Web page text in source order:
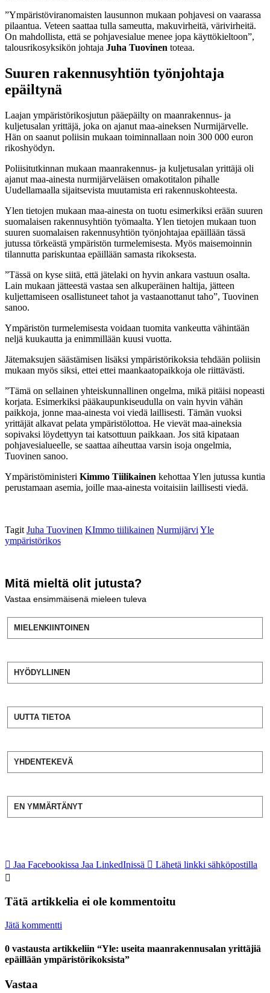
”Ympäristöviranomaisten lausunnon mukaan pohjavesi on vaarassa
pilaantua. Veteen saattaa tulla sameutta, makuvirheitä, värivirheitä.
On mahdollista, että se pohjavesialue menee jopa käyttökieltoon”,
talousrikosyksikön johtaja Juha Tuovinen toteaa.
Suuren rakennusyhtiön työnjohtaja
epäiltynä
Laajan ympäristörikosjutun pääepäilty on maanrakennus- ja
kuljetusalan yrittäjä, joka on ajanut maa-aineksen Nurmijärvelle.
Hän on saanut poliisin mukaan toiminnallaan noin 300 000 euron
rikoshyödyn.
Poliisitutkinnan mukaan maanrakennus- ja kuljetusalan yrittäjä oli
ajanut maa-ainesta nurmijärveläisen omakotitalon pihalle
Uudellamaalla sijaitsevista muutamista eri rakennuskohteesta.
Ylen tietojen mukaan maa-ainesta on tuotu esimerkiksi erään suuren
suomalaisen rakennusyhtiön työmaalta. Ylen tietojen mukaan tuon
suuren suomalaisen rakennusyhtiön työnjohtajaa epäillään tässä
jutussa törkeästä ympäristön turmelemisesta. Myös maisemoinnin
tilannutta pariskuntaa epäillään samasta rikoksesta.
”Tässä on kyse siitä, että jätelaki on hyvin ankara vastuun osalta.
Lain mukaan jätteestä vastaa sen alkuperäinen haltija, jätteen
kuljettamiseen osallistuneet tahot ja vastaanottanut taho”, Tuovinen
sanoo.
Ympäristön turmelemisesta voidaan tuomita vankeutta vähintään
neljä kuukautta ja enimmillään kuusi vuotta.
Jätemaksujen säästämisen lisäksi ympäristörikoksia tehdään poliisin
mukaan myös siksi, ettei ettei maankaatopaikkoja ole riittävästi.
”Tämä on sellainen yhteiskunnallinen ongelma, mikä pitäisi nopeasti
korjata. Esimerkiksi pääkaupunkiseudulla on vain hyvin vähän
paikkoja, jonne maa-ainesta voi viedä laillisesti. Tämän vuoksi
yrittäjät alkavat pelata ympäristölottoa. He vievät maa-aineksia
sopivaksi löydettyyn tai katsottuun paikkaan. Jos sitä kipataan
pohjavesialueelle, se saattaa aiheuttaa varsin isoja ongelmia,
Tuovinen sanoo.
Ympäristöministeri Kimmo Tiilikainen kehottaa Ylen jutussa kuntia
perustamaan asemia, joille maa-ainesta voitaisiin laillisesti viedä.
Tagit Juha Tuovinen KImmo tiilikainen Nurmijärvi Yle
ympäristörikos
Mitä mieltä olit jutusta?
Vastaa ensimmäisenä mieleen tuleva
MIELENKIINTOINEN
HYÖDYLLINEN
UUTTA TIETOA
YHDENTEKEVÄ
EN YMMÄRTÄNYT
Jaa Facebookissa Jaa LinkedInissä Lähetä linkki sähköpostilla
Tätä artikkelia ei ole kommentoitu
Jätä kommentti
0 vastausta artikkeliin “Yle: useita maanrakennusalan yrittäjiä
epäillään ympäristörikoksista”
Vastaa